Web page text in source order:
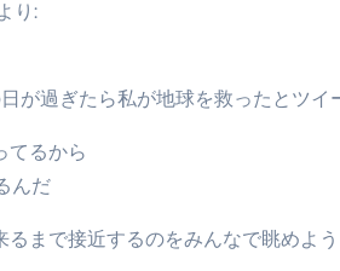
【.site】今注目のドメインをご紹介
どうなるの？①【30秒でわかる効
べたらどうなるの？②【30秒でわ
どうなるの？①【30秒でわかる効
ンを飲み続けたらどうなるのか？ #
り:
が過ぎたら私が地球を救ったとツイ
てるから
んだ
まで接近するのをみんなで眺めよう